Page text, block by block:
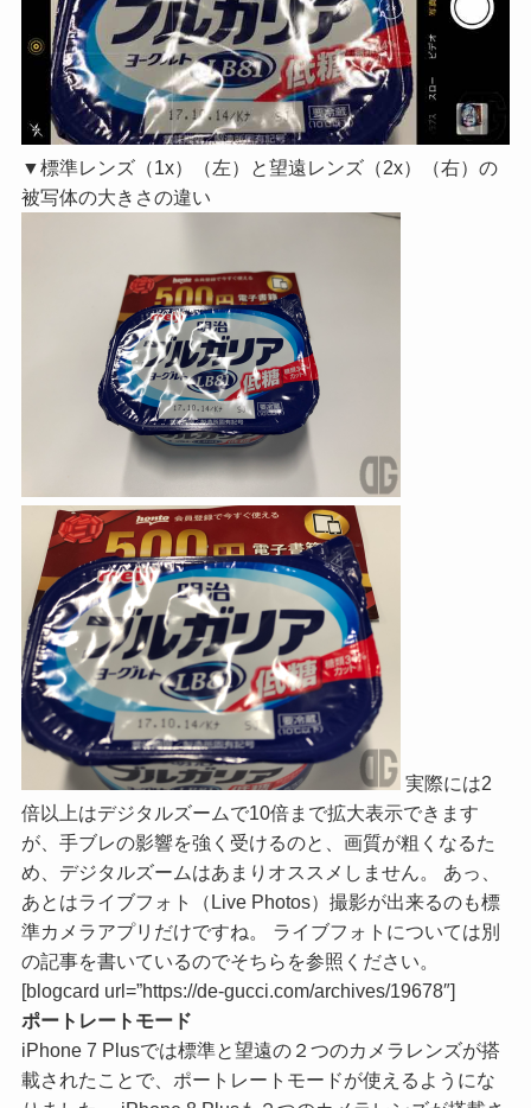
▼標準レンズ（1x）（左）と望遠レンズ（2x）（右）の
被写体の大きさの違い
実際には2
倍以上はデジタルズームで10倍まで拡大表示できます
が、手ブレの影響を強く受けるのと、画質が粗くなるた
め、デジタルズームはあまりオススメしません。 あっ、
あとはライブフォト（Live Photos）撮影が出来るのも標
準カメラアプリだけですね。 ライブフォトについては別
の記事を書いているのでそちらを参照ください。
[blogcard url=”https://de-gucci.com/archives/19678″]
ポートレートモード
iPhone 7 Plusでは標準と望遠の２つのカメラレンズが搭
載されたことで、ポートレートモードが使えるようにな